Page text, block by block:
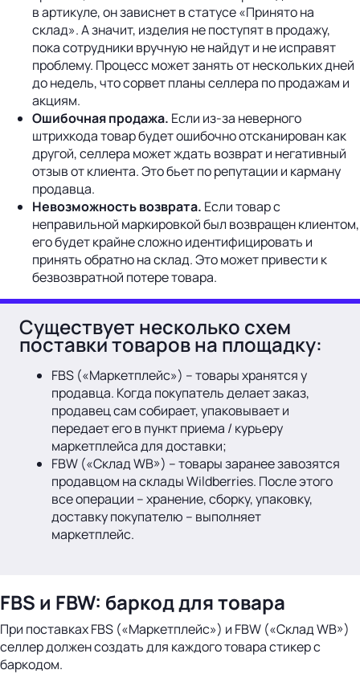
в артикуле, он зависнет в статусе «Принято на
склад». А значит, изделия не поступят в продажу,
пока сотрудники вручную не найдут и не исправят
проблему. Процесс может занять от нескольких дней
до недель, что сорвет планы селлера по продажам и
акциям.
Ошибочная продажа. Если из-за неверного
штрихкода товар будет ошибочно отсканирован как
другой, селлера может ждать возврат и негативный
отзыв от клиента. Это бьет по репутации и карману
продавца.
Невозможность возврата. Если товар с
неправильной маркировкой был возвращен клиентом,
его будет крайне сложно идентифицировать и
принять обратно на склад. Это может привести к
безвозвратной потере товара.
Существует несколько схем
поставки товаров на площадку:
FBS («Маркетплейс») – товары хранятся у
продавца. Когда покупатель делает заказ,
продавец сам собирает, упаковывает и
передает его в пункт приема / курьеру
маркетплейса для доставки;
FBW («Склад WB») – товары заранее завозятся
продавцом на склады Wildberries. После этого
все операции – хранение, сборку, упаковку,
доставку покупателю – выполняет
маркетплейс.
FBS и FBW: баркод для товара
При поставках FBS («Маркетплейс») и FBW («Склад WB»)
селлер должен создать для каждого товара стикер с
баркодом.